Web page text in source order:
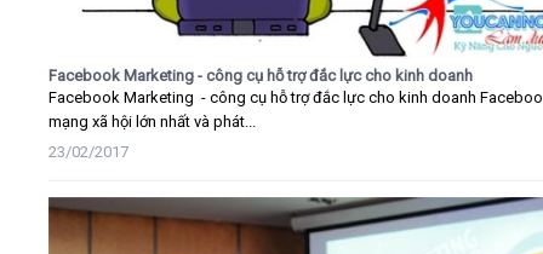
Facebook Marketing - công cụ hỗ trợ đắc lực cho kinh doanh
Facebook Marketing - công cụ hỗ trợ đắc lực cho kinh doanh
mạng xã hội lớn nhất và phát...
23/02/2017